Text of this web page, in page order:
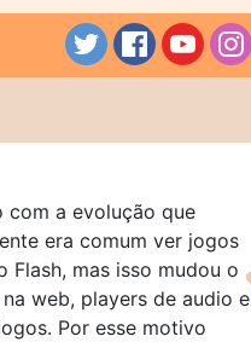
com a evolução que
era comum ver jogos
Flash, mas isso mudou o
web, players de audio e
Por esse motivo